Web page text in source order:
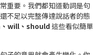
重要。我們都知道動詞是句
不足以完整傳達說話者的態
will、should 這些看似簡單